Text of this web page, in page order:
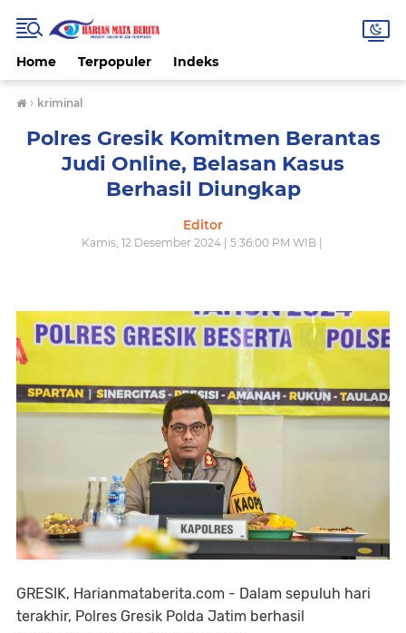
Home Terpopuler Indeks
› kriminal
Polres Gresik Komitmen Berantas
Judi Online, Belasan Kasus
Berhasil Diungkap
Editor
Kamis, 12 Desember 2024 | 5:36:00 PM WIB |
GRESIK, Harianmataberita.com - Dalam sepuluh hari
terakhir, Polres Gresik Polda Jatim berhasil